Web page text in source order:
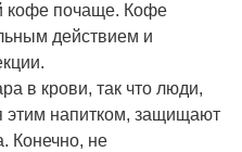
кофе почаще. Кофе
действием и
в крови, так что люди,
этим напитком, защищают
Конечно, не